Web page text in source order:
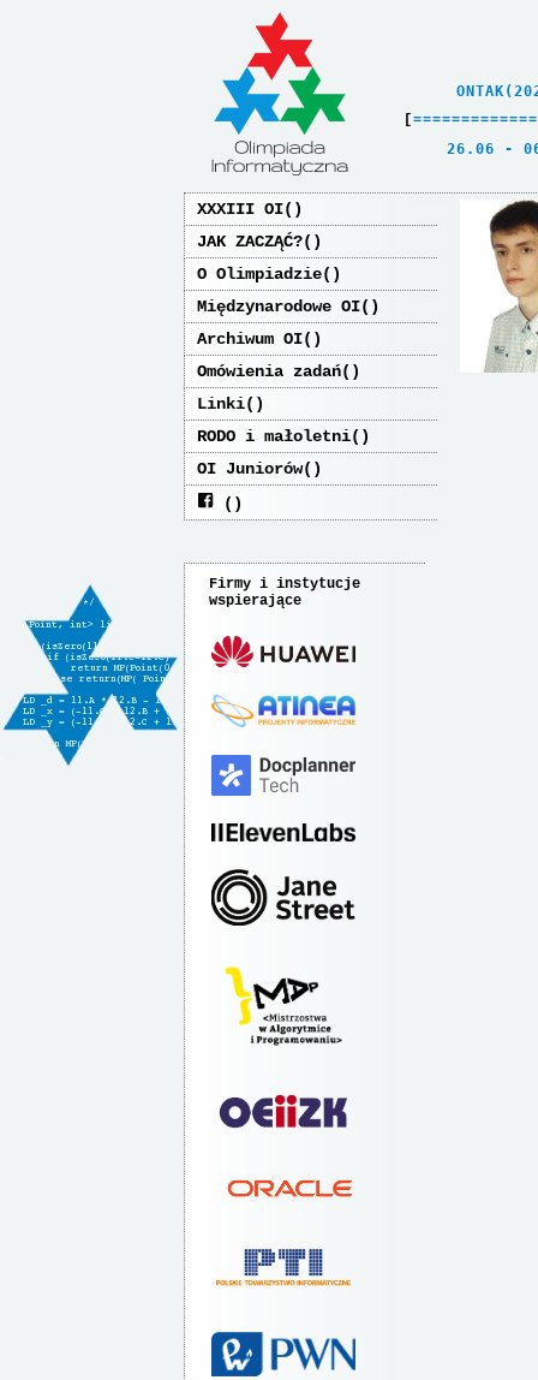
[ =============
26.06
XXXIII OI
JAK ZACZĄĆ?
O Olimpiadzie
Międzynarodowe OI
Archiwum OI
Omówienia zadań
Linki
RODO i małoletni
OI Juniorów
Firmy i instytucje
wspierające